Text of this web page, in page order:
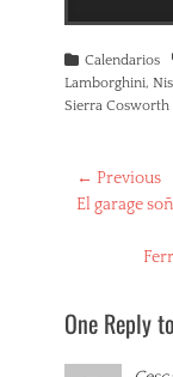
Categories
Calendarios
Lamborghini,
Sierra Cosworth
Navegación
de
entradas
← Previous
Previous
El garage
One Reply